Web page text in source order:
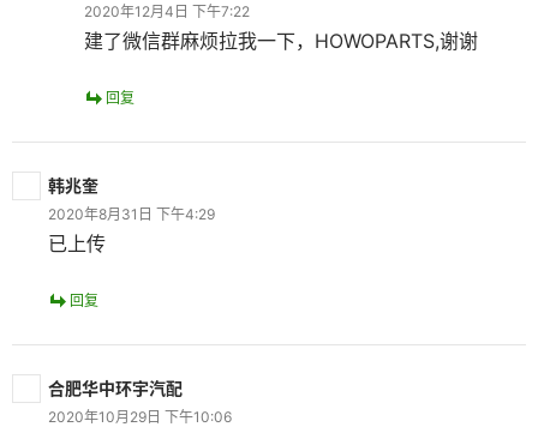
2020年12月4日 下午7:22
建了微信群麻烦拉我一下，HOWOPARTS,谢谢
回复
韩兆奎
2020年8月31日 下午4:29
已上传
回复
合肥华中环宇汽配
2020年10月29日 下午10:06